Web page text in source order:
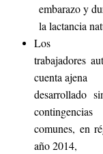
embarazo y
la lactancia
Los
trabajadores
cuenta ajena
desarrollado
contingencias
comunes, en
año 2014,